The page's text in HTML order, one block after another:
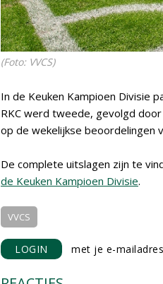
(Foto: VVCS)
In de Keuken Kampioen Divisie
RKC werd tweede, gevolgd
op de wekelijkse beoordelingen
De complete uitslagen zijn te
de Keuken Kampioen Divisie.
VVCS
LOGIN met je e-mailadres